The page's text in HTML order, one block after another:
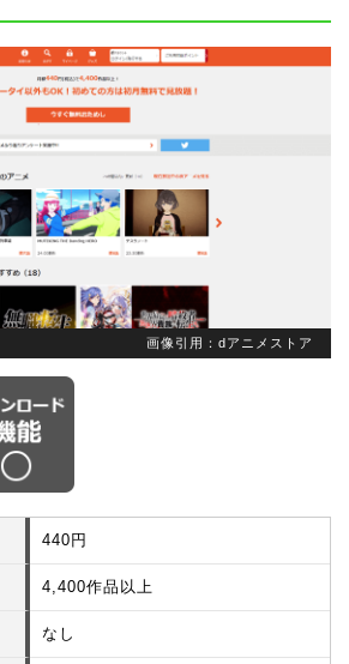
画像引用：dアニメストア
440円
4,400作品以上
なし